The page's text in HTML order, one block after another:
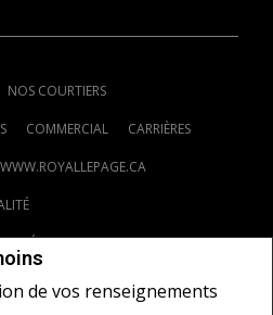
de vos renseignements
NOS COURTIERS
COMMERCIAL CARRIÈRES
WWW.ROYALLEPAGE.CA
CONDITIONS D'UTILISATION